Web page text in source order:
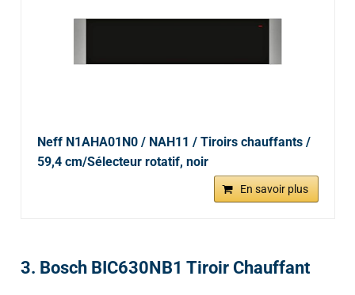
Neff N1AHA01N0 / NAH11 / Tiroirs chauffants /
59,4 cm/Sélecteur rotatif, noir
En savoir plus
3. Bosch BIC630NB1 Tiroir Chauffant